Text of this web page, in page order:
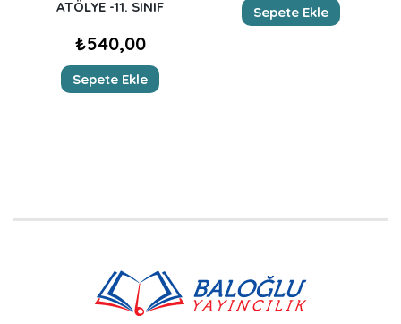
ATÖLYE -11. SINIF
₺540,00
Sepete Ekle
Sepete Ekle